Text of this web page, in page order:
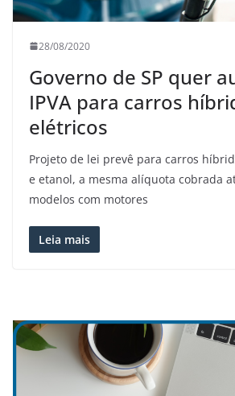
28/08/2020
Governo de SP quer
IPVA para carros
elétricos
Projeto de lei prevê para carros
e etanol, a mesma alíquota cobrada
modelos com motores
Leia mais